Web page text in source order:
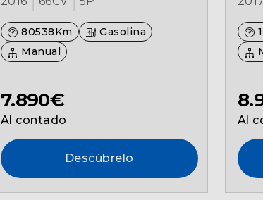
80538Km
Gasolina
Manual
7.890€
Al contado
Descúbrelo
Al